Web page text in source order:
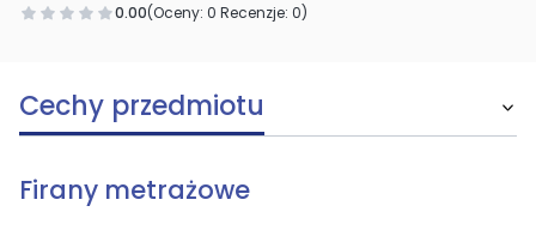
0.00(Oceny: 0 Recenzje: 0)
Cechy przedmiotu
Firany metrażowe